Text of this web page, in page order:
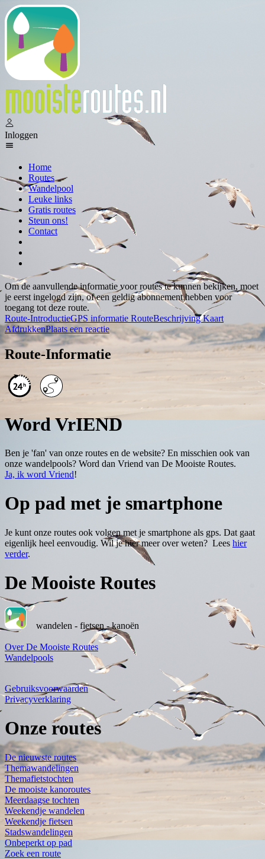
Inloggen
Home
Routes
Wandelpool
Leuke links
Gratis routes
Steun ons!
Contact
Om de aanvullende informatie voor routes te kunnen bekijken, moet
je eerst ingelogd zijn, of een geldig abonnement hebben voor
toegang tot deze route.
Route-IntroductieGPS informatie RouteBeschrijvingKaart
AfdrukkenPlaats een reactie
Route-Informatie
Word VrIEND
Ben je 'fan' van onze routes en de website? En misschien ook van
onze wandelpools? Word dan Vriend van De Mooiste Routes.
Ja, ik word Vriend!
Op pad met je smartphone
Je kunt onze routes ook volgen met je smartphone als gps. Dat gaat
eigenlijk heel eenvoudig. Wil je hier meer over weten? Lees hier
verder.
De Mooiste Routes
wandelen - fietsen - kanoën
Over De Mooiste Routes
Wandelpools
Gebruiksvoorwaarden
Privacyverklaring
Onze routes
De nieuwste routes
Themawandelingen
Themafietstochten
De mooiste kanoroutes
Meerdaagse tochten
Weekendje wandelen
Weekendje fietsen
Stadswandelingen
Onbeperkt op pad
Zoek een route